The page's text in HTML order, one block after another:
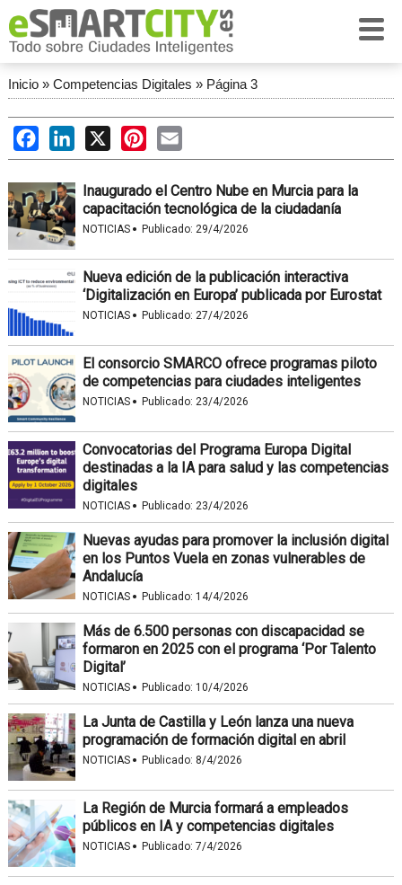
Inicio» Competencias Digitales » Página 3
FacebookLinkedIn
X PinterestEmail
Inaugurado el Centro Nube en Murcia para la
capacitación tecnológica de la ciudadanía
NOTICIAS · Publicado: 29/4/2026
Nueva edición de la publicación interactiva
‘Digitalización en Europa’ publicada por Eurostat
NOTICIAS · Publicado: 27/4/2026
El consorcio SMARCO ofrece programas piloto
de competencias para ciudades inteligentes
NOTICIAS · Publicado: 23/4/2026
Convocatorias del Programa Europa Digital
destinadas a la IA para salud y las competencias
digitales
NOTICIAS · Publicado: 23/4/2026
Nuevas ayudas para promover la inclusión digital
en los Puntos Vuela en zonas vulnerables de
Andalucía
NOTICIAS · Publicado: 14/4/2026
Más de 6.500 personas con discapacidad se
formaron en 2025 con el programa ‘Por Talento
Digital’
NOTICIAS · Publicado: 10/4/2026
La Junta de Castilla y León lanza una nueva
programación de formación digital en abril
NOTICIAS · Publicado: 8/4/2026
La Región de Murcia formará a empleados
públicos en IA y competencias digitales
NOTICIAS · Publicado: 7/4/2026